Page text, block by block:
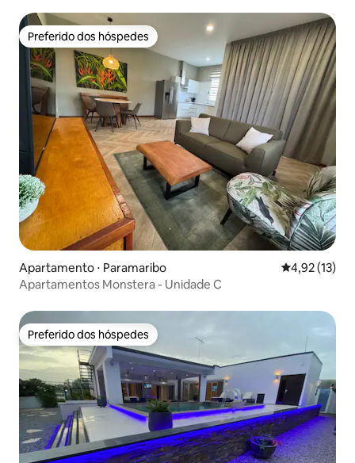
Preferido dos hóspedes
Preferido dos hóspedes
Apartamento ⋅ Paramaribo 4,92 de uma
4,92 (13)
Apartamentos Monstera - Unidade C
Preferido dos hóspedes
Preferido dos hóspedes